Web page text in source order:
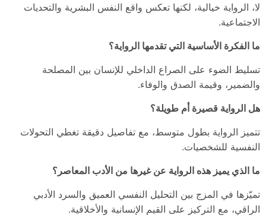
لا، الرواية خيالية، لكنها تعكس واقع النفس البشرية والتحديات
الاجتماعية.
ما الفكرة الأساسية التي تقدمها الرواية؟
تسليط الضوء على الصراع الداخلي للإنسان بين المصلحة
والضمير، وقيمة الصدق والوفاء.
هل الرواية قصيرة أم طويلة؟
تتميز الرواية بطول متوسط، مع تفاصيل دقيقة تغطي التحولات
النفسية للشخصيات.
ما الذي يميز هذه الرواية عن غيرها من الأدب المعاصر؟
تميّزها في المزج بين التحليل النفسي العميق والسرد الأدبي
الراقي، مع التركيز على القيم الإنسانية والأخلاقية.